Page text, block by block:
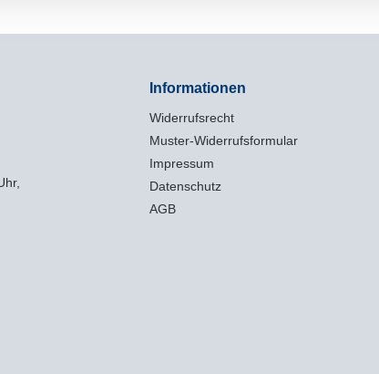
Informationen
Widerrufsrecht
Muster-Widerrufsformular
Impressum
Datenschutz
AGB